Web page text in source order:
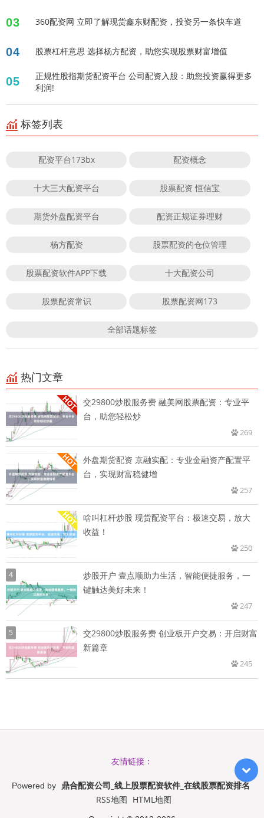
03 360配资网 立即了解现货鑫东财配资，投资另一条快车道
04 股票杠杆意思 选择杨方配资，助您实现股票财富增值
05
正规性股指期货配资平台 公司配资入股：助您投资赢得更多
利润!
标签列表
配资平台173bx 配资概念
十大三大配资平台 股票配资 恒信宝
期货外盘配资平台 配资正规证券理财
杨方配资 股票配资的仓位管理
股票配资软件APP下载 十大配资公司
股票配资常识 股票配资网173
全部话题标签
热门文章
交29800炒股服务费 融美网股票配资：专业平
台，助您轻松炒
269
外盘期货配资 京融实配：专业金融资产配置平
台，实现财富稳健增
257
啥叫杠杆炒股 现货配资平台：极速交易，放大
收益！
250
4
炒股开户 壹点顺助力生活，智能便捷服务，一
键触达美好未来！
247
5
交29800炒股服务费 创业板开户交易：开启财富
新篇章
245
友情链接：
Powered by 鼎合配资公司_线上股票配资软件_在线股票配资排名
RSS地图 HTML地图